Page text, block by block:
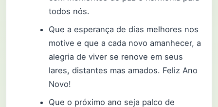
todos nós.
Que a esperança de dias melhores nos
motive e que a cada novo amanhecer, a
alegria de viver se renove em seus
lares, distantes mas amados. Feliz Ano
Novo!
Que o próximo ano seja palco de